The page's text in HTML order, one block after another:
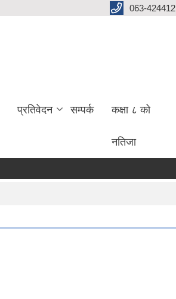
063-424412
प्रतिवेदन सम्पर्क कक्षा ८ को
नतिजा